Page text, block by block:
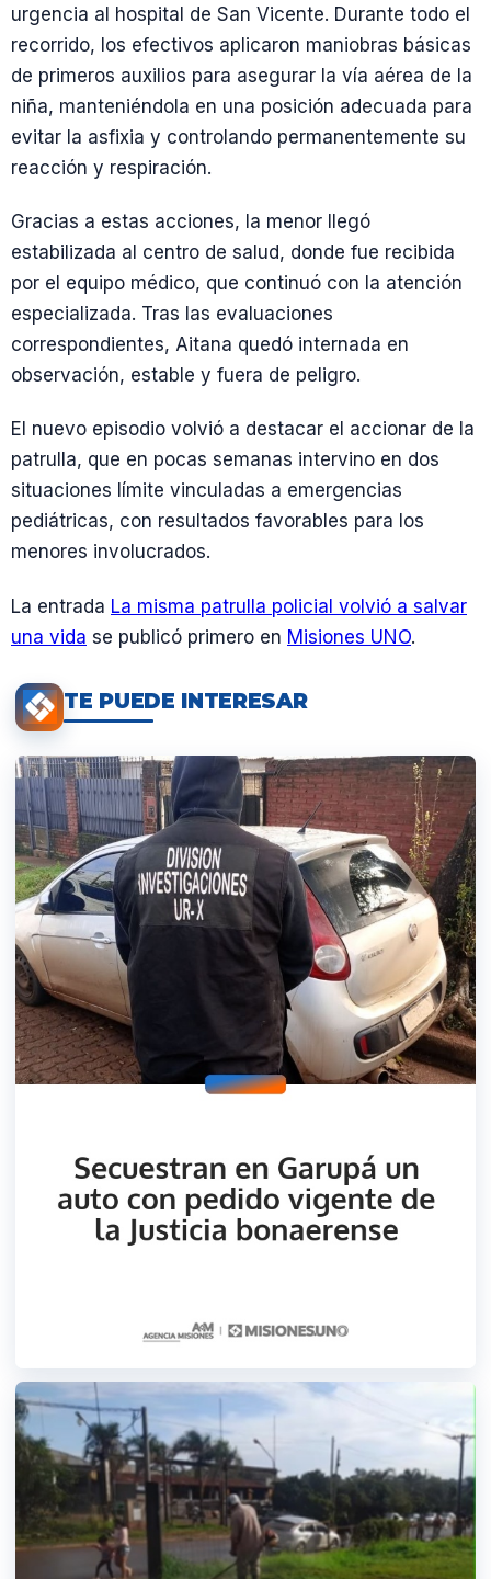
urgencia al hospital de San Vicente. Durante todo el
recorrido, los efectivos aplicaron maniobras básicas
de primeros auxilios para asegurar la vía aérea de la
niña, manteniéndola en una posición adecuada para
evitar la asfixia y controlando permanentemente su
reacción y respiración.
Gracias a estas acciones, la menor llegó
estabilizada al centro de salud, donde fue recibida
por el equipo médico, que continuó con la atención
especializada. Tras las evaluaciones
correspondientes, Aitana quedó internada en
observación, estable y fuera de peligro.
El nuevo episodio volvió a destacar el accionar de la
patrulla, que en pocas semanas intervino en dos
situaciones límite vinculadas a emergencias
pediátricas, con resultados favorables para los
menores involucrados.
La entrada La misma patrulla policial volvió a salvar
una vida se publicó primero en Misiones UNO.
TE PUEDE INTERESAR